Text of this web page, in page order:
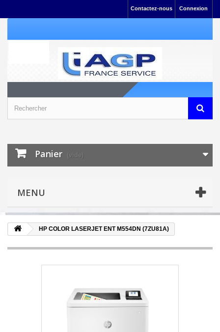
Connexion
Contactez-nous
Panier (vide)
MENU
HP COLOR LASERJET ENT M554DN (7ZU81A)